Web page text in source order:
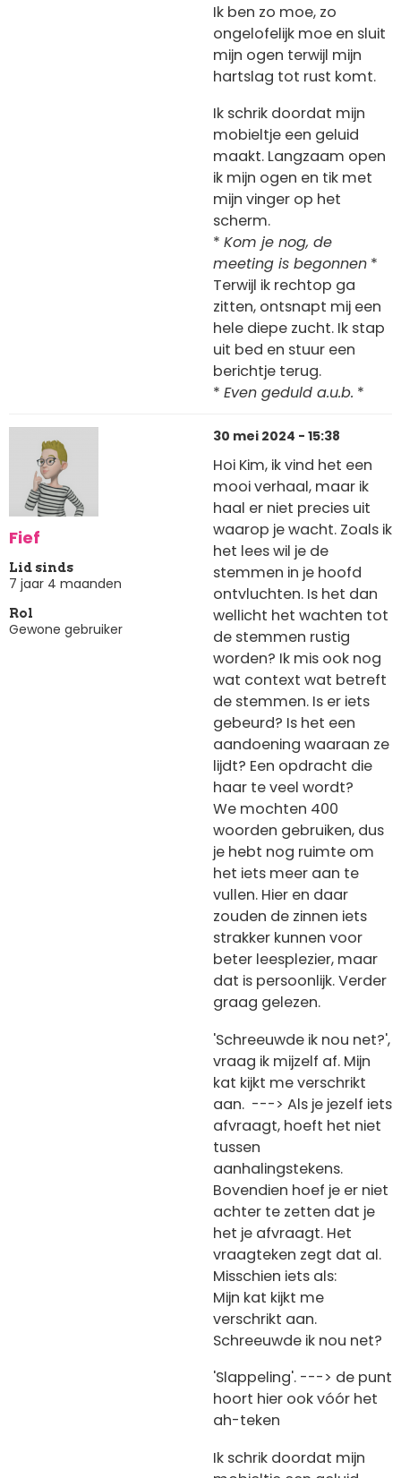
Ik ben zo moe, zo
ongelofelijk moe en sluit
mijn ogen terwijl mijn
hartslag tot rust komt.
Ik schrik doordat mijn
mobieltje een geluid
maakt. Langzaam open
ik mijn ogen en tik met
mijn vinger op het
scherm.
* Kom je nog, de
meeting is begonnen *
Terwijl ik rechtop ga
zitten, ontsnapt mij een
hele diepe zucht. Ik stap
uit bed en stuur een
berichtje terug.
* Even geduld a.u.b. *
Fief
Lid sinds
7 jaar 4 maanden
Rol
Gewone gebruiker
30 mei 2024 - 15:38
Hoi Kim, ik vind het een
mooi verhaal, maar ik
haal er niet precies uit
waarop je wacht. Zoals ik
het lees wil je de
stemmen in je hoofd
ontvluchten. Is het dan
wellicht het wachten tot
de stemmen rustig
worden? Ik mis ook nog
wat context wat betreft
de stemmen. Is er iets
gebeurd? Is het een
aandoening waaraan ze
lijdt? Een opdracht die
haar te veel wordt?
We mochten 400
woorden gebruiken, dus
je hebt nog ruimte om
het iets meer aan te
vullen. Hier en daar
zouden de zinnen iets
strakker kunnen voor
beter leesplezier, maar
dat is persoonlijk. Verder
graag gelezen.
'Schreeuwde ik nou net?',
vraag ik mijzelf af. Mijn
kat kijkt me verschrikt
aan. ---> Als je jezelf iets
afvraagt, hoeft het niet
tussen
aanhalingstekens.
Bovendien hoef je er niet
achter te zetten dat je
het je afvraagt. Het
vraagteken zegt dat al.
Misschien iets als:
Mijn kat kijkt me
verschrikt aan.
Schreeuwde ik nou net?
'Slappeling'. ---> de punt
hoort hier ook vóór het
ah-teken
Ik schrik doordat mijn